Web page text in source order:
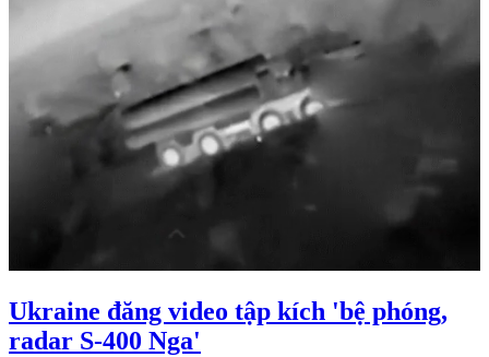
Ukraine đăng video tập kích 'bệ phóng,
radar S-400 Nga'